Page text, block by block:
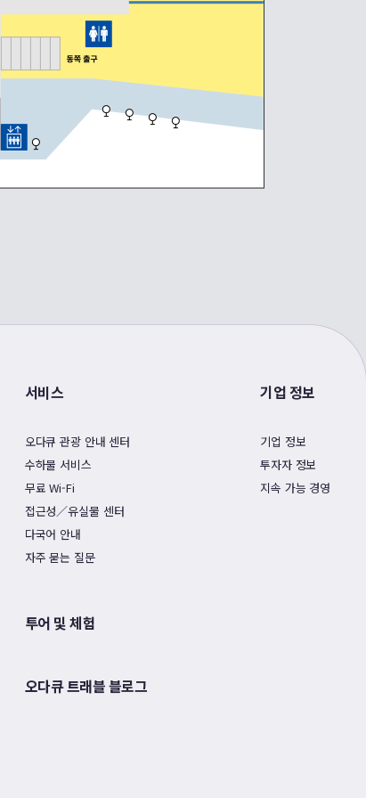
서비스
오다큐 관광 안내 센터
수하물 서비스
무료 Wi-Fi
접근성／유실물 센터
다국어 안내
자주 묻는 질문
투어 및 체험
오다큐 트래블 블로그
기업 정보
기업 정보
투자자 정보
지속 가능 경영